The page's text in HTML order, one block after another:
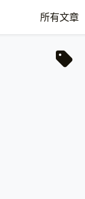
所有文章